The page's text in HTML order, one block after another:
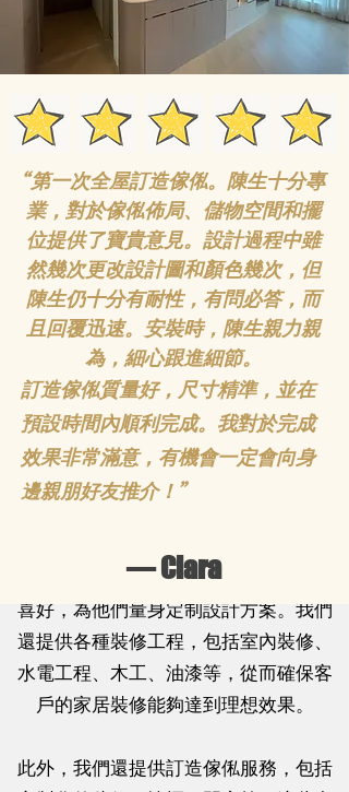
洪水橋 I 匯都 High Park
馬鞍山 I 恆安邨
尚宏空間設計公司、訂造傢
俬、裝修工程:
我們是一家專業從事裝修和訂造傢俬的
公司。我們致力於為客戶打造舒適、實
用和美觀的家居環境，並提供一站式的
裝修和訂造傢俬服務。
驗和創意靈感，能夠根據客戶的需求和
喜好，為他們量身定制設計方案。我們
還提供各種裝修工程，包括室內裝修、
水電工程、木工、油漆等，從而確保客
戶的家居裝修能夠達到理想效果。
此外，我們還提供訂造傢俬服務，包括
“第一次全屋訂造傢俬。陳生十分專
業，對於傢俬佈局、儲物空間和擺
位提供了寶貴意見。設計過程中雖
然幾次更改設計圖和顏色幾次，但
陳生仍十分有耐性，有問必答，而
且回覆迅速。安裝時，陳生親力親
為，細心跟進細節。
訂造傢俬質量好，尺寸精準，並在
預設時間內順利完成。我對於完成
效果非常滿意，有機會一定會向身
邊親朋好友推介！ ”
— Clara